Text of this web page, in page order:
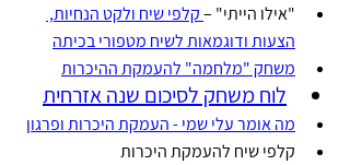
"אילו הייתי" – קלפי שיח ולקט הנחיות,
הצעות ודוגמאות לשיח מטפורי בכיתה
משחק "מלחמה" להעמקת ההיכרות
לוח משחק לסיכום שנה אזרחית
מה אומר עלי שמי - העמקת היכרות ופרגון
קלפי שיח להעמקת היכרות